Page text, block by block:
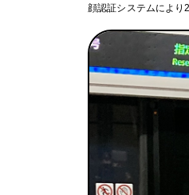
顔認証システムにより